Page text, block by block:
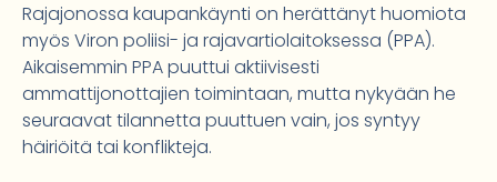
Rajajonossa kaupankäynti on herättänyt huomiota
myös Viron poliisi- ja rajavartiolaitoksessa (PPA).
Aikaisemmin PPA puuttui aktiivisesti
ammattijonottajien toimintaan, mutta nykyään he
seuraavat tilannetta puuttuen vain, jos syntyy
häiriöitä tai konflikteja.